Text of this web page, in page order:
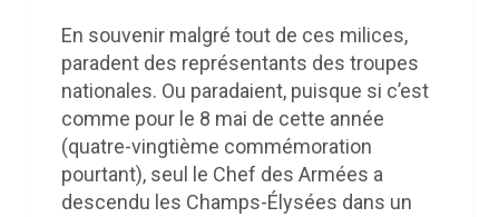
En souvenir malgré tout de ces milices,
paradent des représentants des troupes
nationales. Ou paradaient, puisque si c’est
comme pour le 8 mai de cette année
(quatre-vingtième commémoration
pourtant), seul le Chef des Armées a
descendu les Champs-Élysées dans un